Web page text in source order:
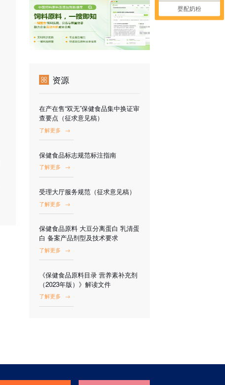
资源
在产在售“双无”保健食品集中换证审
查要点（征求意见稿）
了解更多 →
保健食品标志规范标注指南
了解更多 →
受理大厅服务规范（征求意见稿）
了解更多 →
保健食品原料 大豆分离蛋白 乳清蛋
白 备案产品剂型及技术要求
了解更多 →
《保健食品原料目录 营养素补充剂
（2023年版）》解读文件
了解更多 →
婴配奶粉